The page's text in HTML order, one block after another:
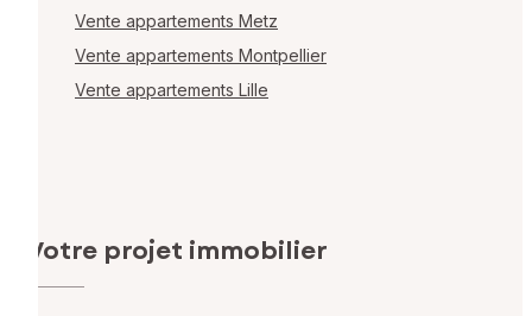
Vente appartements Metz
Vente appartements Montpellier
Vente appartements Lille
Votre projet immobilier